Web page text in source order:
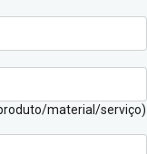
material/serviço)